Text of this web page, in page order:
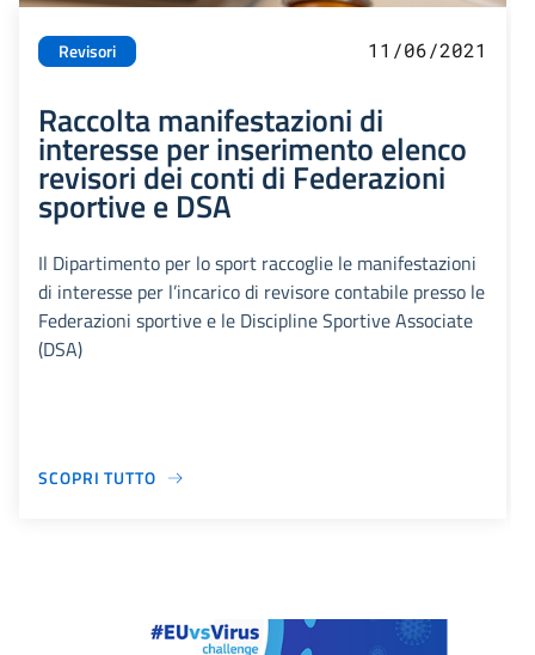
Revisori 11/06/2021
Raccolta manifestazioni di
interesse per inserimento elenco
revisori dei conti di Federazioni
sportive e DSA
Il Dipartimento per lo sport raccoglie le manifestazioni
di interesse per l’incarico di revisore contabile presso le
Federazioni sportive e le Discipline Sportive Associate
(DSA)
SCOPRI TUTTO